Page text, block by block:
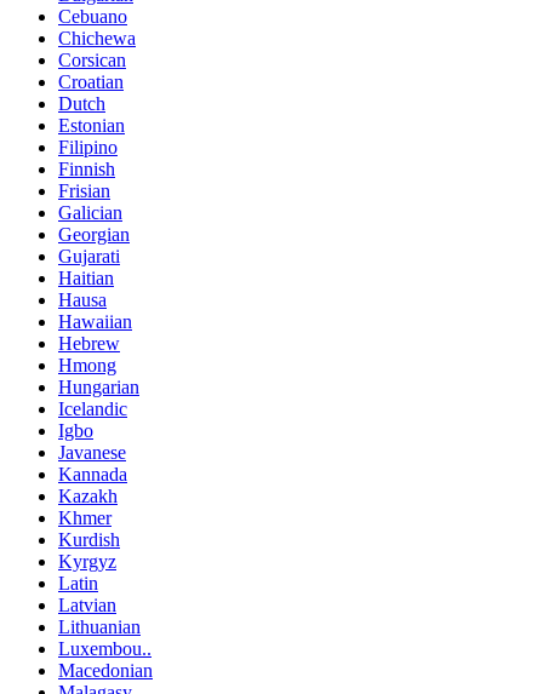
Cebuano
Chichewa
Corsican
Croatian
Dutch
Estonian
Filipino
Finnish
Frisian
Galician
Georgian
Gujarati
Haitian
Hausa
Hawaiian
Hebrew
Hmong
Hungarian
Icelandic
Igbo
Javanese
Kannada
Kazakh
Khmer
Kurdish
Kyrgyz
Latin
Latvian
Lithuanian
Luxembou..
Macedonian